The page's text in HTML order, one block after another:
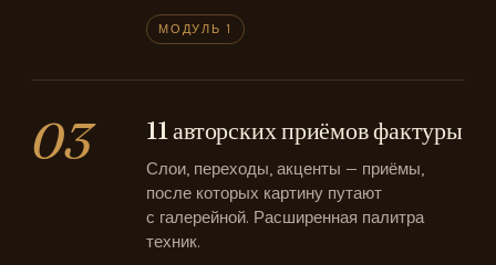
МОДУЛЬ 1
03 11 авторских приёмов фактуры
Слои, переходы, акценты — приёмы,
после которых картину путают
с галерейной. Расширенная палитра
техник.